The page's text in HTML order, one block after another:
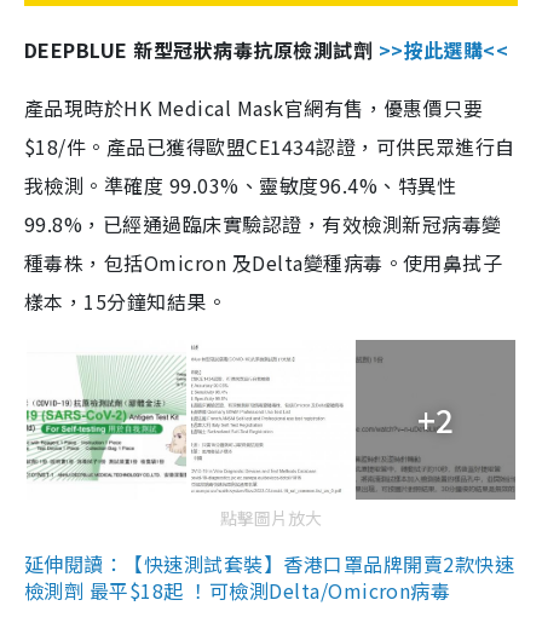
DEEPBLUE 新型冠狀病毒抗原檢測試劑 >>按此選購<<
產品現時於HK Medical Mask官網有售，優惠價只要
$18/件。產品已獲得歐盟CE1434認證，可供民眾進行自
我檢測。準確度 99.03%、靈敏度96.4%、特異性
99.8%，已經通過臨床實驗認證，有效檢測新冠病毒變
種毒株，包括Omicron 及Delta變種病毒。使用鼻拭子
樣本，15分鐘知結果。
+2
點擊圖片放大
延伸閱讀：【快速測試套裝】香港口罩品牌開賣2款快速
檢測劑 最平$18起 ！可檢測Delta/Omicron病毒